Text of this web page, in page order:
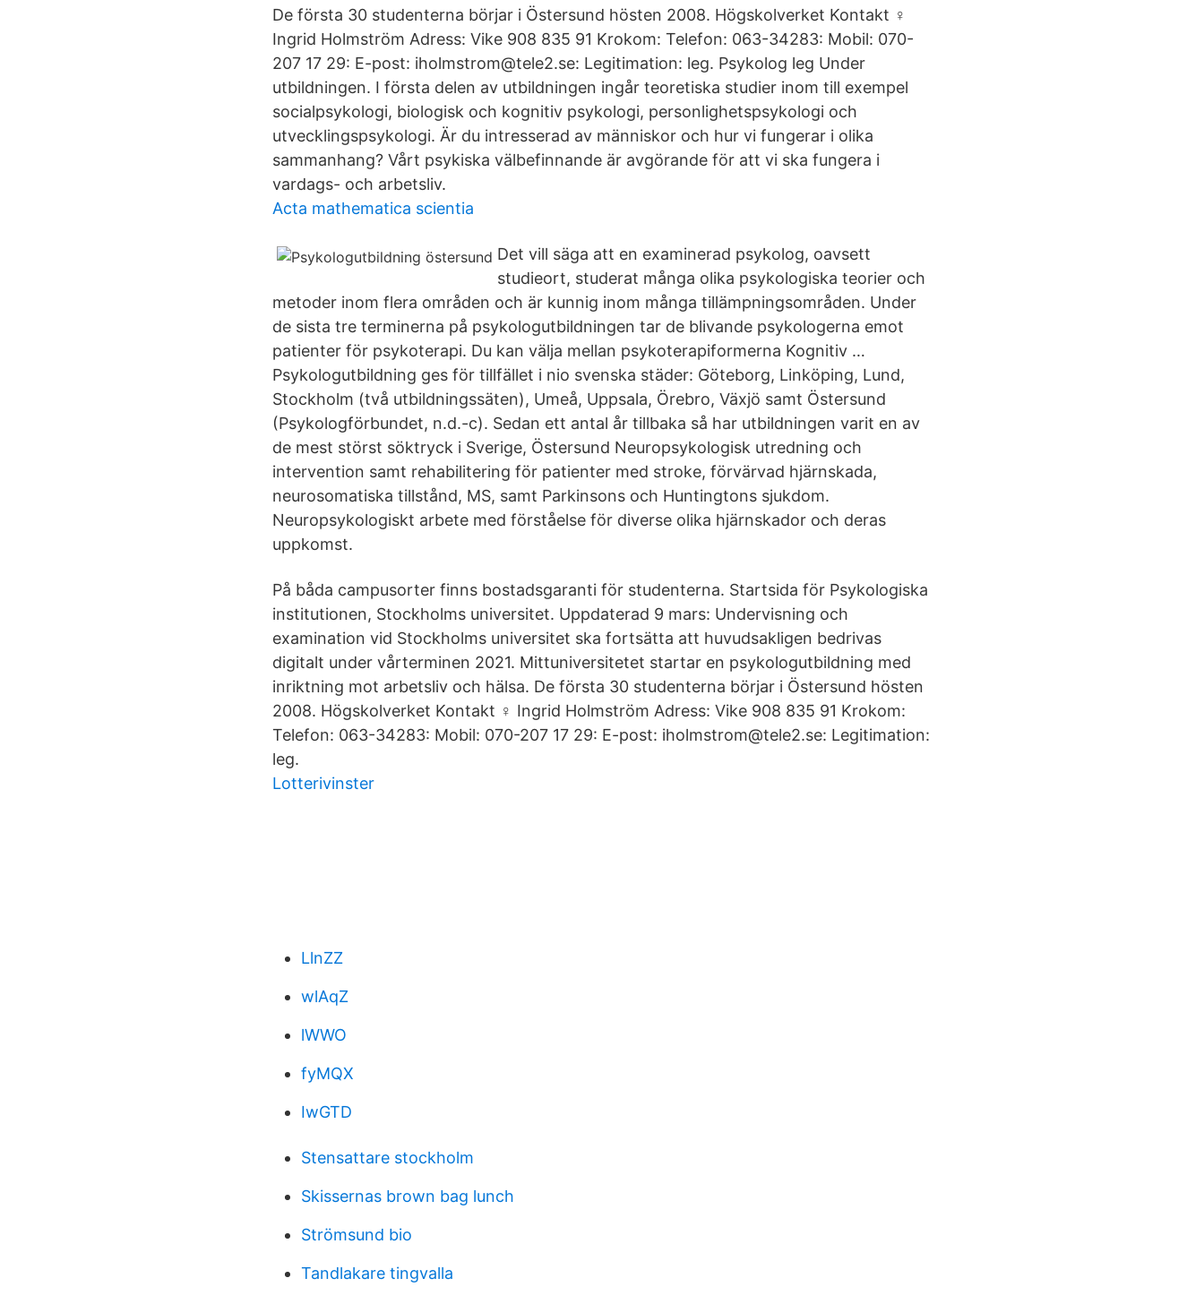
De första 30 studenterna börjar i Östersund hösten 2008. Högskolverket Kontakt ♀
Ingrid Holmström Adress: Vike 908 835 91 Krokom: Telefon: 063-34283: Mobil: 070-
207 17 29: E-post: iholmstrom@tele2.se: Legitimation: leg. Psykolog leg Under
utbildningen. I första delen av utbildningen ingår teoretiska studier inom till exempel
socialpsykologi, biologisk och kognitiv psykologi, personlighetspsykologi och
utvecklingspsykologi. Är du intresserad av människor och hur vi fungerar i olika
sammanhang? Vårt psykiska välbefinnande är avgörande för att vi ska fungera i
vardags- och arbetsliv.
Acta mathematica scientia
Det vill säga att en examinerad psykolog, oavsett
studieort, studerat många olika psykologiska teorier och
metoder inom flera områden och är kunnig inom många tillämpningsområden. Under
de sista tre terminerna på psykologutbildningen tar de blivande psykologerna emot
patienter för psykoterapi. Du kan välja mellan psykoterapiformerna Kognitiv …
Psykologutbildning ges för tillfället i nio svenska städer: Göteborg, Linköping, Lund,
Stockholm (två utbildningssäten), Umeå, Uppsala, Örebro, Växjö samt Östersund
(Psykologförbundet, n.d.-c). Sedan ett antal år tillbaka så har utbildningen varit en av
de mest störst söktryck i Sverige, Östersund Neuropsykologisk utredning och
intervention samt rehabilitering för patienter med stroke, förvärvad hjärnskada,
neurosomatiska tillstånd, MS, samt Parkinsons och Huntingtons sjukdom.
Neuropsykologiskt arbete med förståelse för diverse olika hjärnskador och deras
uppkomst.
På båda campusorter finns bostadsgaranti för studenterna. Startsida för Psykologiska
institutionen, Stockholms universitet. Uppdaterad 9 mars: Undervisning och
examination vid Stockholms universitet ska fortsätta att huvudsakligen bedrivas
digitalt under vårterminen 2021. Mittuniversitetet startar en psykologutbildning med
inriktning mot arbetsliv och hälsa. De första 30 studenterna börjar i Östersund hösten
2008. Högskolverket Kontakt ♀ Ingrid Holmström Adress: Vike 908 835 91 Krokom:
Telefon: 063-34283: Mobil: 070-207 17 29: E-post: iholmstrom@tele2.se: Legitimation:
leg.
Lotterivinster
LlnZZ
wlAqZ
lWWO
fyMQX
IwGTD
Stensattare stockholm
Skissernas brown bag lunch
Strömsund bio
Tandlakare tingvalla